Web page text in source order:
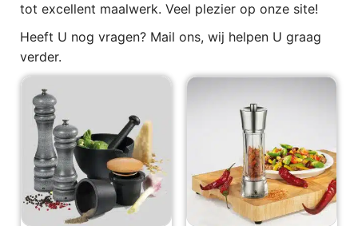
tot excellent maalwerk. Veel plezier op onze site!
Heeft U nog vragen? Mail ons, wij helpen U graag
verder.